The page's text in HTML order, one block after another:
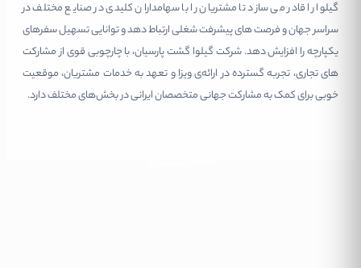
گیلوا را قادر می سازد تا مشتریان را با سهامداران کلیدی در صنایع مختلف در
سراسر جهان و فرصت های پیشرفت شغلی ارتباط دهد و توانایی تسهیل سفرهای
یکپارچه را افزایش دهد. شرکت گیلوا گشت پارسیان، با چارچوبی قوی از مشارکت
های تجاری، تجربه گسترده در ارائه‌ی ویزا و تعهد به خدمات مشتریان، موقعیت
خوبی برای کمک به مشارکت جهانی متخصصان ایرانی در بخش‌های مختلف دارد.